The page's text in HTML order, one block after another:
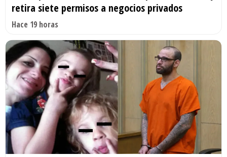
retira siete permisos a negocios privados
Hace 19 horas